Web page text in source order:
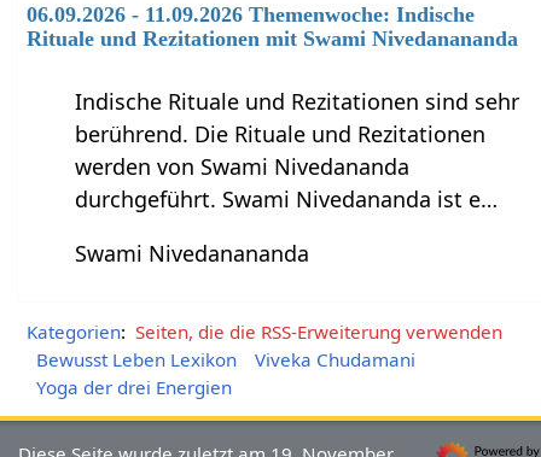
06.09.2026 - 11.09.2026 Themenwoche: Indische
Rituale und Rezitationen mit Swami Nivedanananda
Indische Rituale und Rezitationen sind sehr
berührend. Die Rituale und Rezitationen
werden von Swami Nivedananda
durchgeführt. Swami Nivedananda ist e…
Swami Nivedanananda
Kategorien: Seiten, die die RSS-Erweiterung verwenden
Bewusst Leben Lexikon
Viveka Chudamani
Yoga der drei Energien